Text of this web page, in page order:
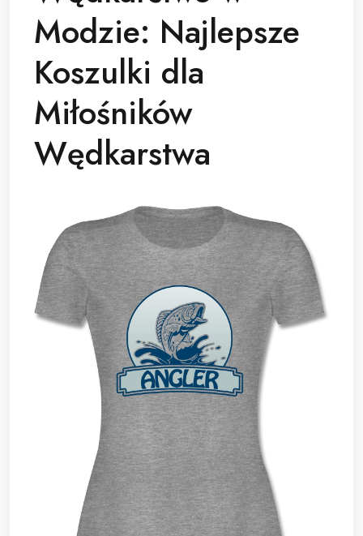
Modzie: Najlepsze
Koszulki dla
Miłośników
Wędkarstwa